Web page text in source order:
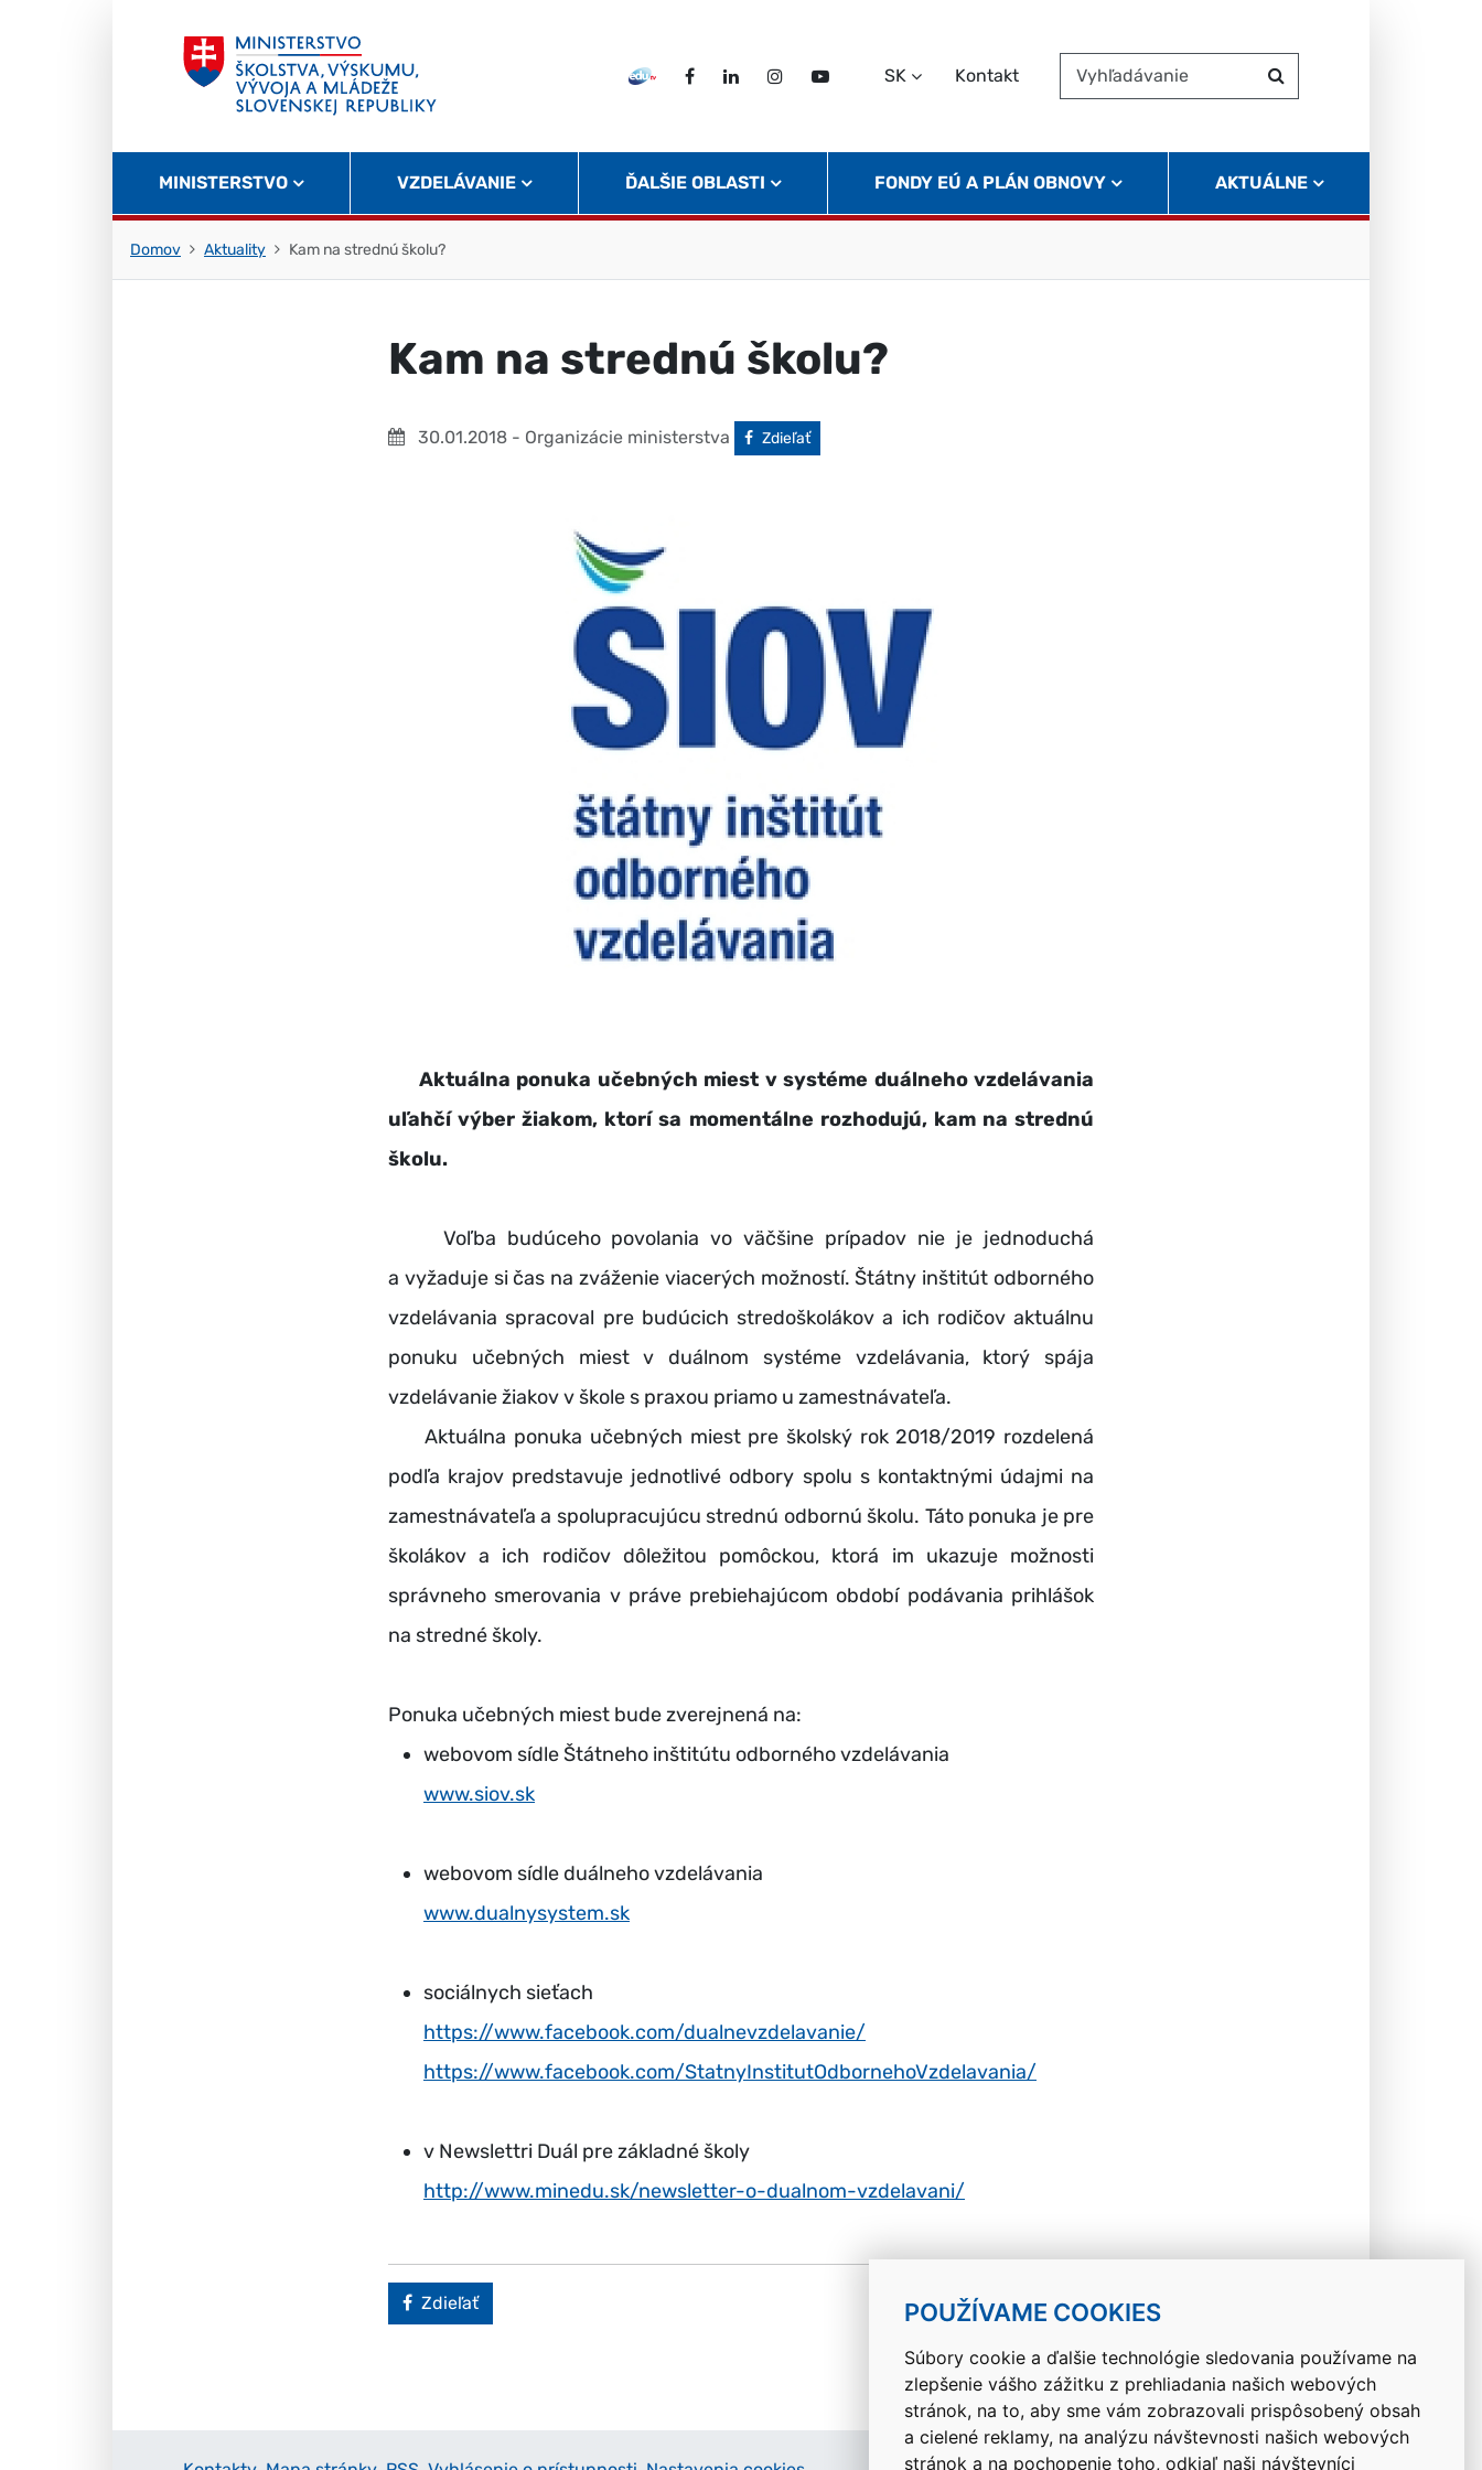
POUŽÍVAME COOKIES
Súbory cookie a ďalšie technológie sledovania používame na
zlepšenie vášho zážitku z prehliadania našich webových
stránok, na to, aby sme vám zobrazovali prispôsobený obsah
a cielené reklamy, na analýzu návštevnosti našich webových
stránok a na pochopenie toho, odkiaľ naši návštevníci
EDU TVFacebookLinkedInInstagram
Twitter
SK Kontakt
Vyhľadávanie
Hľadať
MINISTERSTVO VZDELÁVANIE ĎALŠIE OBLASTI FONDY EÚ A PLÁN OBNOVY AKTUÁLNE
Domov Aktuality Kam na strednú školu?
Kam na strednú školu?
30.01.2018 - Organizácie ministerstva Facebook
Zdieľať
Aktuálna ponuka učebných miest v systéme duálneho vzdelávania
uľahčí výber žiakom, ktorí sa momentálne rozhodujú, kam na strednú
školu.
Voľba budúceho povolania vo väčšine prípadov nie je jednoduchá
a vyžaduje si čas na zváženie viacerých možností. Štátny inštitút odborného
vzdelávania spracoval pre budúcich stredoškolákov a ich rodičov aktuálnu
ponuku učebných miest v duálnom systéme vzdelávania, ktorý spája
vzdelávanie žiakov v škole s praxou priamo u zamestnávateľa.
Aktuálna ponuka učebných miest pre školský rok 2018/2019 rozdelená
podľa krajov predstavuje jednotlivé odbory spolu s kontaktnými údajmi na
zamestnávateľa a spolupracujúcu strednú odbornú školu. Táto ponuka je pre
školákov a ich rodičov dôležitou pomôckou, ktorá im ukazuje možnosti
správneho smerovania v práve prebiehajúcom období podávania prihlášok
na stredné školy.
Ponuka učebných miest bude zverejnená na:
webovom sídle Štátneho inštitútu odborného vzdelávania
www.siov.sk
webovom sídle duálneho vzdelávania
www.dualnysystem.sk
sociálnych sieťach
https://www.facebook.com/dualnevzdelavanie/
https://www.facebook.com/StatnyInstitutOdbornehoVzdelavania/
v Newslettri Duál pre základné školy
http://www.minedu.sk/newsletter-o-dualnom-vzdelavani/
Facebook
Zdieľať
Návrat hore